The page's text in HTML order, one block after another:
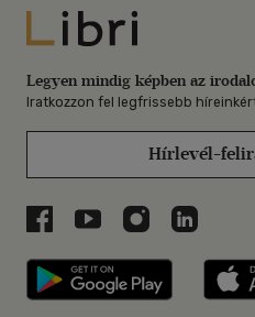
Libri
Legyen mindig képben az
Iratkozzon fel legfrissebb
Hírlevél-
Libri a Facebookon
Libri a Youtube-on
Libri azLibri a
Libri